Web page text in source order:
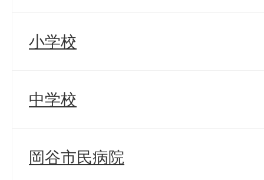
小学校
中学校
岡谷市民病院